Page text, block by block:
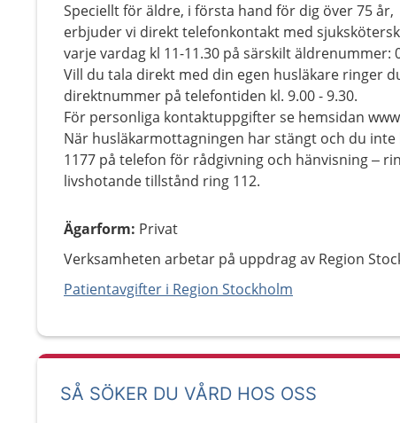
Speciellt för äldre, i första hand för dig över 75 år,
erbjuder vi direkt telefonkontakt med
varje vardag kl 11-11.30 på särskilt äldrenummer:
Vill du tala direkt med din egen husläkare ringer
direktnummer på telefontiden kl. 9.00 - 9.30.
För personliga kontaktuppgifter se hemsidan
När husläkarmottagningen har stängt och du
1177 på telefon för rådgivning och hänvisning –
livshotande tillstånd ring 112.
Ägarform: Privat
Verksamheten arbetar på uppdrag av Region
Patientavgifter i Region Stockholm
SÅ SÖKER DU VÅRD HOS OSS